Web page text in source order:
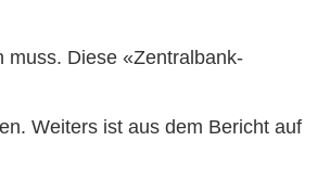
muss. Diese «Zentralbank-
Weiters ist aus dem Bericht auf